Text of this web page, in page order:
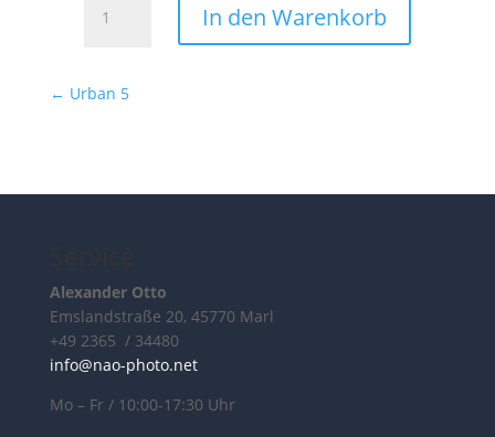
In den Warenkorb
← Urban 5
Alexander Otto
Emslandstraße 20, 45770 Marl
+49 2365 / 34480
info@nao-photo.net
Mo – Fr / 10:00-17:30 Uhr